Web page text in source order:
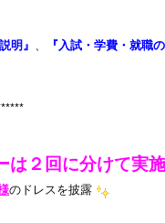
明』 、 『入試・学費・就職
２回に分けて実施
のドレスを披露